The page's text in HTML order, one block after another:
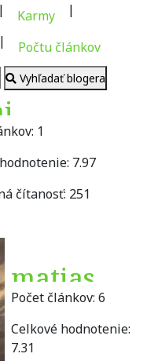
| Karmy |
| Počtu článkov
Vyhľadať blogera
1
7.97
čítanosť: 251
matias
Počet článkov:6
Celkové hodnotenie:
7.31